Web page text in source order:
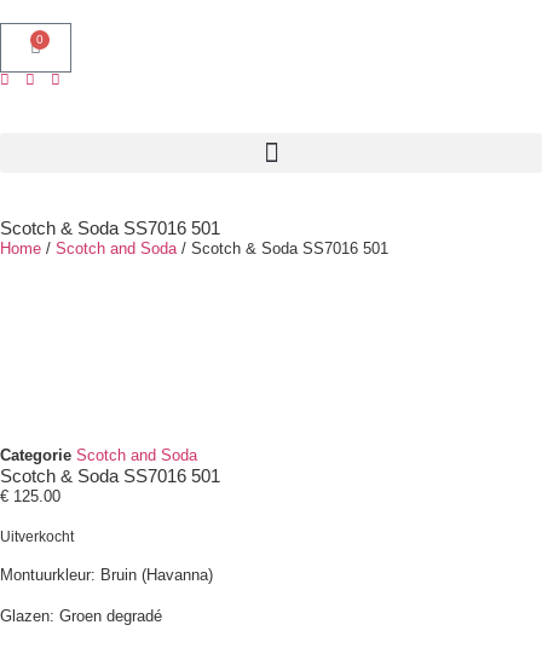
0
Scotch & Soda SS7016 501
Home / Scotch and Soda/ Scotch & Soda SS7016 501
Categorie Scotch and Soda
Scotch & Soda SS7016 501
€ 125.00
Uitverkocht
Montuurkleur: Bruin (Havanna)
Glazen: Groen degradé